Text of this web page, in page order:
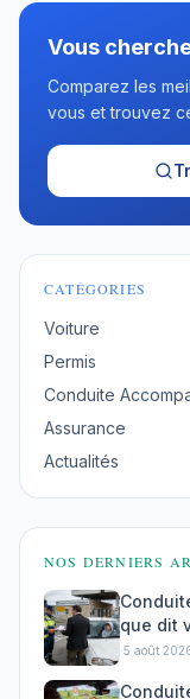
Vous
Comparez les
vous et trouvez
CATÉGORIES
Voiture
Permis
Conduite
Assurance
Actualités
NOS DERNIERS
que dit
·5 août